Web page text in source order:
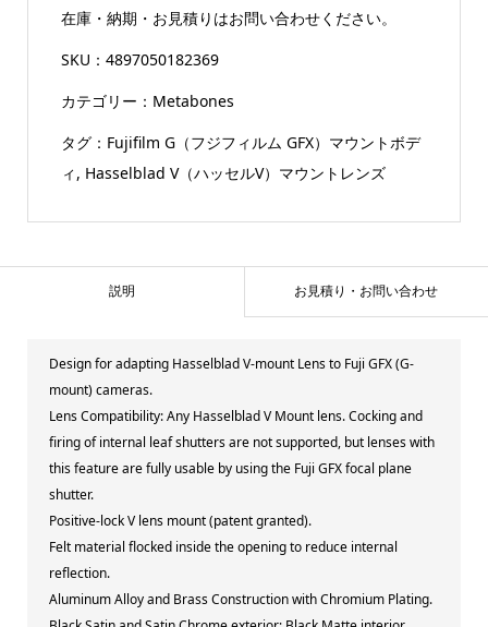
在庫・納期・お見積りはお問い合わせください。
SKU： 4897050182369
カテゴリー： Metabones
タグ： Fujifilm G（フジフィルム GFX）マウントボデ
ィ , Hasselblad V（ハッセルV）マウントレンズ
説明 お見積り・お問い合わせ
Design for adapting Hasselblad V-mount Lens to Fuji GFX (G-
mount) cameras.
Lens Compatibility: Any Hasselblad V Mount lens. Cocking and
firing of internal leaf shutters are not supported, but lenses with
this feature are fully usable by using the Fuji GFX focal plane
shutter.
Positive-lock V lens mount (patent granted).
Felt material flocked inside the opening to reduce internal
reflection.
Aluminum Alloy and Brass Construction with Chromium Plating.